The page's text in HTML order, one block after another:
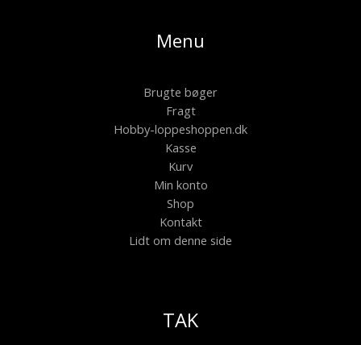
Menu
Brugte bøger
Fragt
Hobby-loppeshoppen.dk
Kasse
Kurv
Min konto
Shop
Kontakt
Lidt om denne side
TAK